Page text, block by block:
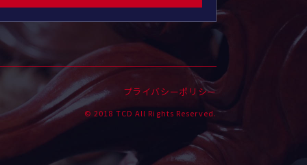
プライバシーポリシー
© 2018 TCD All Rights Reserved.